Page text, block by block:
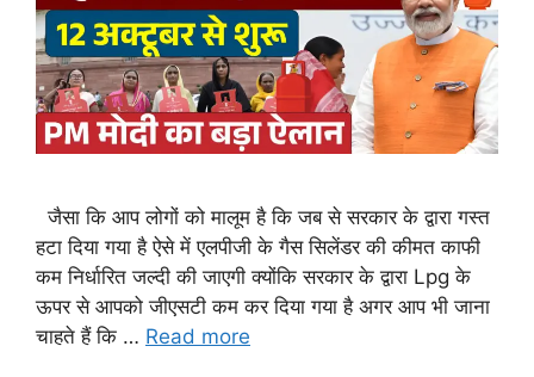
जैसा कि आप लोगों को मालूम है कि जब से सरकार के द्वारा गस्त
हटा दिया गया है ऐसे में एलपीजी के गैस सिलेंडर की कीमत काफी
कम निर्धारित जल्दी की जाएगी क्योंकि सरकार के द्वारा Lpg के
ऊपर से आपको जीएसटी कम कर दिया गया है अगर आप भी जाना
चाहते हैं कि … Read more